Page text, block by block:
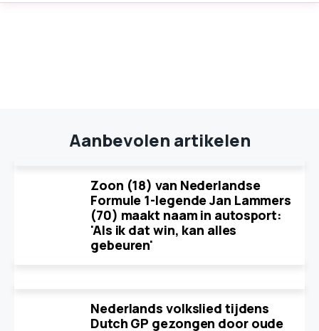
Aanbevolen artikelen
Zoon (18) van Nederlandse
Formule 1-legende Jan Lammers
(70) maakt naam in autosport:
'Als ik dat win, kan alles
gebeuren'
Nederlands volkslied tijdens
Dutch GP gezongen door oude